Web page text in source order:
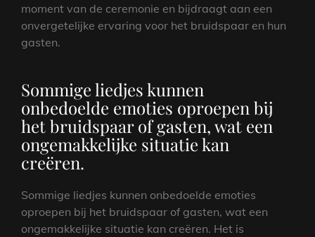
moment van de ceremonie en bijdraagt aan een
onvergetelijke ervaring voor het bruidspaar en hun
gasten.
Sommige liedjes kunnen
onbedoelde emoties oproepen bij
het bruidspaar of gasten, wat een
ongemakkelijke situatie kan
creëren.
Sommige liedjes kunnen onbedoelde emoties
oproepen bij het bruidspaar of gasten, wat een
ongemakkelijke situatie kan creëren. Het is